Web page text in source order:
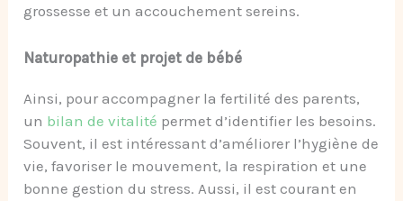
grossesse et un accouchement sereins.
Naturopathie et projet de bébé
Ainsi, pour accompagner la fertilité des parents,
un bilan de vitalité permet d’identifier les besoins.
Souvent, il est intéressant d’améliorer l’hygiène de
vie, favoriser le mouvement, la respiration et une
bonne gestion du stress. Aussi, il est courant en